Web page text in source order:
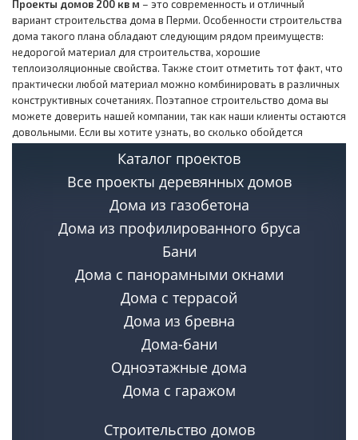
Проекты домов 200 кв м – это современность и отличный
вариант строительства дома в Перми. Особенности строительства
дома такого плана обладают следующим рядом преимуществ:
недорогой материал для строительства, хорошие
теплоизоляционные свойства. Также стоит отметить тот факт, что
практически любой материал можно комбинировать в различных
конструктивных сочетаниях. Поэтапное строительство дома вы
можете доверить нашей компании, так как наши клиенты остаются
довольными. Если вы хотите узнать, во сколько обойдется
стоит обратиться к нашим менеджерам, которые также смогут
вас проконсультировать.
В нашей компании вы можете заказатьпроект дома из
строганного брусав Перми.
Каталог проектов
Все проекты деревянных домов
Дома из газобетона
Дома из профилированного бруса
Бани
Дома с панорамными окнами
Дома с террасой
Дома из бревна
Дома-бани
Одноэтажные дома
Дома с гаражом
Строительство домов